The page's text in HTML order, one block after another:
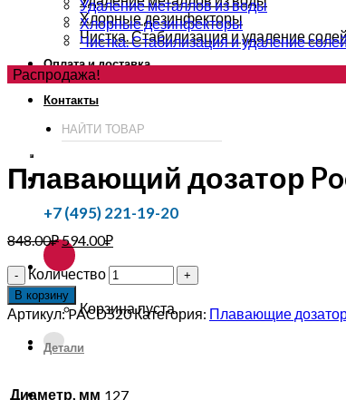
Хлорные дезинфекторы
Чистка. Стабилизация и удаление
Оплата и доставка
Контакты
+7 (495) 221-19-20
Корзина пуста.
Удаление металлов из воды
Хлорные дезинфекторы
Чистка. Стабилизация и удаление
Распродажа!
Плавающий дозатор
848.00₽594.00₽
Количество
В корзину
Артикул:PACD520Категория: Плавающие
Детали
Диаметр, мм 127